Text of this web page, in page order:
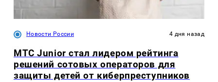
Новости России 4 дня назад
МТС Junior стал лидером рейтинга
решений сотовых операторов для
защиты детей от киберпреступников